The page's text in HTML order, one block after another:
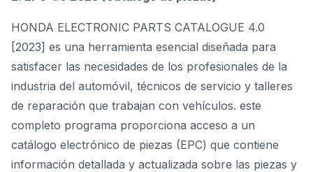
HONDA ELECTRONIC PARTS CATALOGUE 4.0
[2023] es una herramienta esencial diseñada para
satisfacer las necesidades de los profesionales de la
industria del automóvil, técnicos de servicio y talleres
de reparación que trabajan con vehículos. este
completo programa proporciona acceso a un
catálogo electrónico de piezas (EPC) que contiene
información detallada y actualizada sobre las piezas y